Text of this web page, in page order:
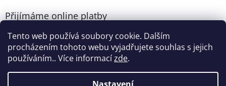
Tento web používá soubory cookie. Dalším
procházením tohoto webu vyjadřujete souhlas s jejich
používáním.. Více informacízde.
Přijímáme online platby